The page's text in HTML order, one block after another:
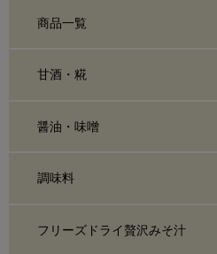
商品一覧
甘酒・糀
醤油・味噌
調味料
フリーズドライ贅沢みそ汁